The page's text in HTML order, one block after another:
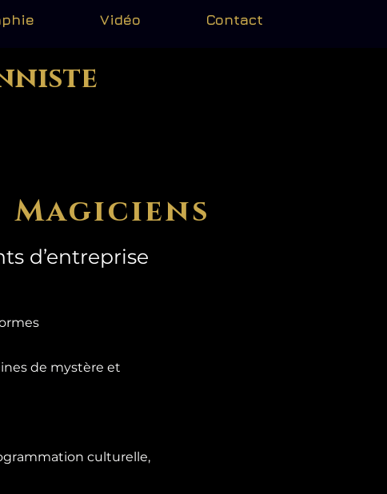
Vidéo Contact
Magiciens
d’entreprise
de mystère et
culturelle,